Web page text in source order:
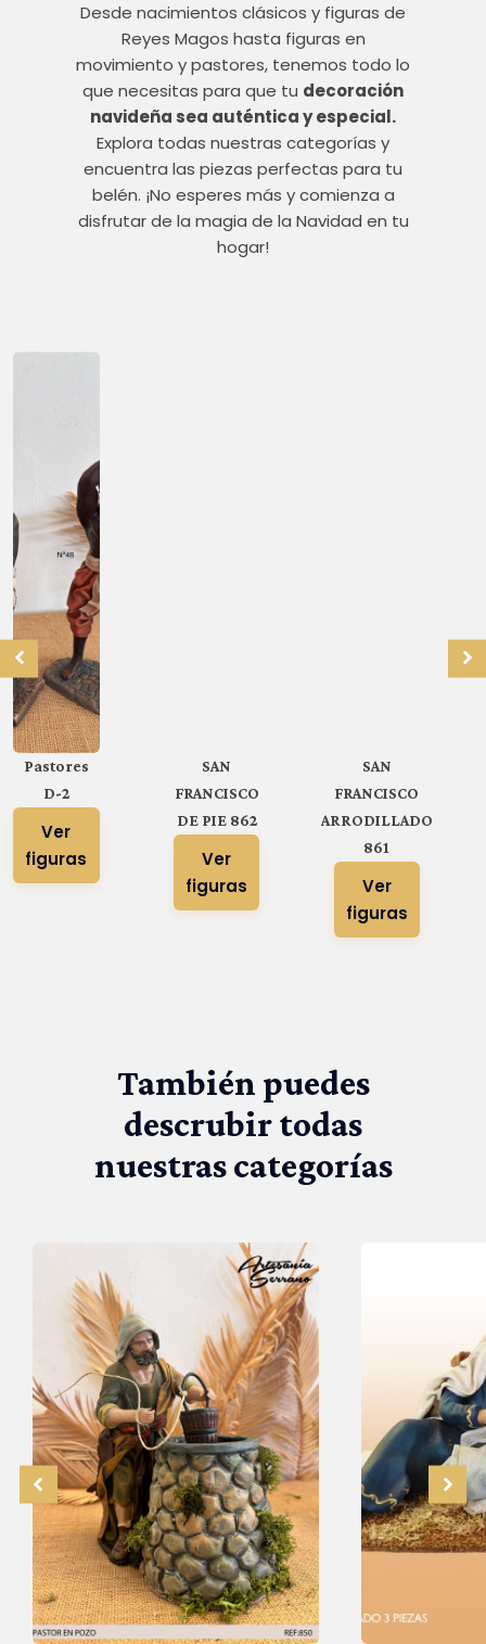
Desde nacimientos clásicos y figuras de
Reyes Magos hasta figuras en
movimiento y pastores, tenemos todo lo
que necesitas para que tu decoración
navideña sea auténtica y especial.
Explora todas nuestras categorías y
encuentra las piezas perfectas para tu
belén. ¡No esperes más y comienza a
disfrutar de la magia de la Navidad en tu
hogar!
Pastores
D-2
Ver
figuras
SAN
FRANCISCO
DE PIE 862
Ver
figuras
SAN
FRANCISCO
ARRODILLADO
861
Ver
figuras
También puedes
descrubir todas
nuestras categorías